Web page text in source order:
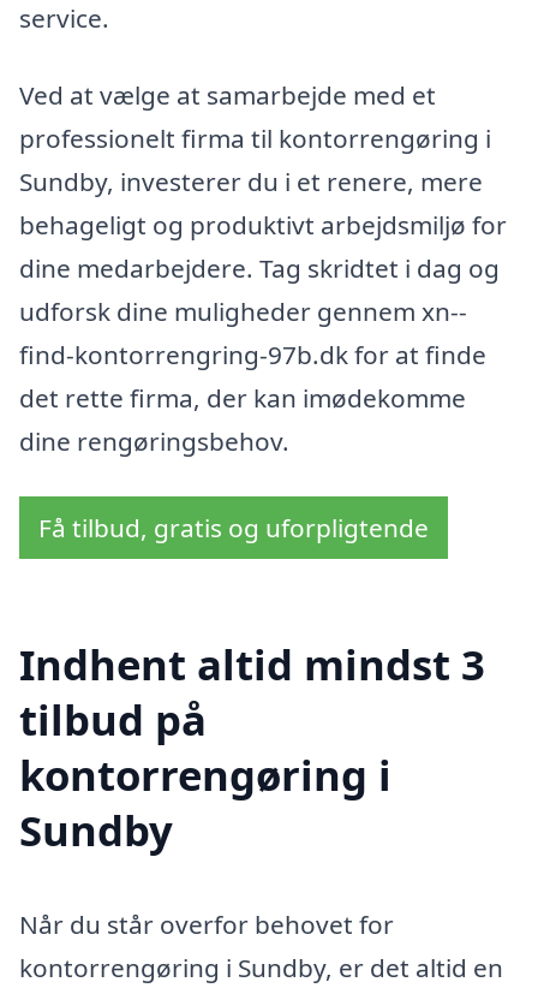
service.
Ved at vælge at samarbejde med et
professionelt firma til kontorrengøring i
Sundby, investerer du i et renere, mere
behageligt og produktivt arbejdsmiljø for
dine medarbejdere. Tag skridtet i dag og
udforsk dine muligheder gennem xn--
find-kontorrengring-97b.dk for at finde
det rette firma, der kan imødekomme
dine rengøringsbehov.
Få tilbud, gratis og uforpligtende
Indhent altid mindst 3
tilbud på
kontorrengøring i
Sundby
Når du står overfor behovet for
kontorrengøring i Sundby, er det altid en